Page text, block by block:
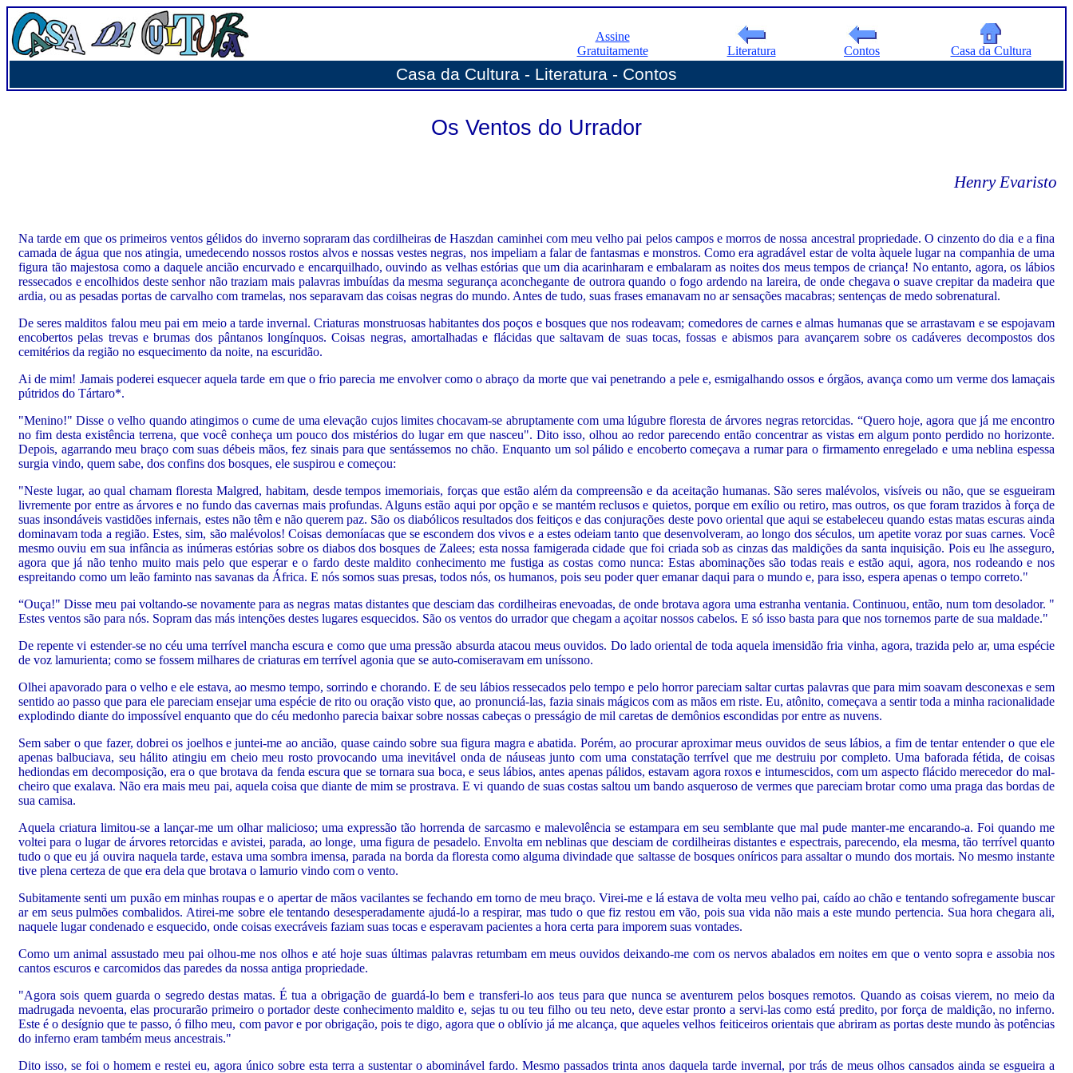
Assine
Gratuitamente
Literatura Contos Casa da Cultura
Casa da Cultura - Literatura - Contos
Os Ventos do Urrador
Henry Evaristo
Na tarde em que os primeiros ventos gélidos do inverno sopraram das cordilheiras de Haszdan caminhei com meu velho pai pelos campos e morros de nossa ancestral propriedade. O cinzento do dia e a fina
camada de água que nos atingia, umedecendo nossos rostos alvos e nossas vestes negras, nos impeliam a falar de fantasmas e monstros. Como era agradável estar de volta àquele lugar na companhia de uma
figura tão majestosa como a daquele ancião encurvado e encarquilhado, ouvindo as velhas estórias que um dia acarinharam e embalaram as noites dos meus tempos de criança! No entanto, agora, os lábios
ressecados e encolhidos deste senhor não traziam mais palavras imbuídas da mesma segurança aconchegante de outrora quando o fogo ardendo na lareira, de onde chegava o suave crepitar da madeira que
ardia, ou as pesadas portas de carvalho com tramelas, nos separavam das coisas negras do mundo. Antes de tudo, suas frases emanavam no ar sensações macabras; sentenças de medo sobrenatural.
De seres malditos falou meu pai em meio a tarde invernal. Criaturas monstruosas habitantes dos poços e bosques que nos rodeavam; comedores de carnes e almas humanas que se arrastavam e se espojavam
encobertos pelas trevas e brumas dos pântanos longínquos. Coisas negras, amortalhadas e flácidas que saltavam de suas tocas, fossas e abismos para avançarem sobre os cadáveres decompostos dos
cemitérios da região no esquecimento da noite, na escuridão.
Ai de mim! Jamais poderei esquecer aquela tarde em que o frio parecia me envolver como o abraço da morte que vai penetrando a pele e, esmigalhando ossos e órgãos, avança como um verme dos lamaçais
pútridos do Tártaro*.
"Menino!" Disse o velho quando atingimos o cume de uma elevação cujos limites chocavam-se abruptamente com uma lúgubre floresta de árvores negras retorcidas. “Quero hoje, agora que já me encontro
no fim desta existência terrena, que você conheça um pouco dos mistérios do lugar em que nasceu". Dito isso, olhou ao redor parecendo então concentrar as vistas em algum ponto perdido no horizonte.
Depois, agarrando meu braço com suas débeis mãos, fez sinais para que sentássemos no chão. Enquanto um sol pálido e encoberto começava a rumar para o firmamento enregelado e uma neblina espessa
surgia vindo, quem sabe, dos confins dos bosques, ele suspirou e começou:
"Neste lugar, ao qual chamam floresta Malgred, habitam, desde tempos imemoriais, forças que estão além da compreensão e da aceitação humanas. São seres malévolos, visíveis ou não, que se esgueiram
livremente por entre as árvores e no fundo das cavernas mais profundas. Alguns estão aqui por opção e se mantém reclusos e quietos, porque em exílio ou retiro, mas outros, os que foram trazidos à força de
suas insondáveis vastidões infernais, estes não têm e não querem paz. São os diabólicos resultados dos feitiços e das conjurações deste povo oriental que aqui se estabeleceu quando estas matas escuras ainda
dominavam toda a região. Estes, sim, são malévolos! Coisas demoníacas que se escondem dos vivos e a estes odeiam tanto que desenvolveram, ao longo dos séculos, um apetite voraz por suas carnes. Você
mesmo ouviu em sua infância as inúmeras estórias sobre os diabos dos bosques de Zalees; esta nossa famigerada cidade que foi criada sob as cinzas das maldições da santa inquisição. Pois eu lhe asseguro,
agora que já não tenho muito mais pelo que esperar e o fardo deste maldito conhecimento me fustiga as costas como nunca: Estas abominações são todas reais e estão aqui, agora, nos rodeando e nos
espreitando como um leão faminto nas savanas da África. E nós somos suas presas, todos nós, os humanos, pois seu poder quer emanar daqui para o mundo e, para isso, espera apenas o tempo correto."
“Ouça!" Disse meu pai voltando-se novamente para as negras matas distantes que desciam das cordilheiras enevoadas, de onde brotava agora uma estranha ventania. Continuou, então, num tom desolador. "
Estes ventos são para nós. Sopram das más intenções destes lugares esquecidos. São os ventos do urrador que chegam a açoitar nossos cabelos. E só isso basta para que nos tornemos parte de sua maldade."
De repente vi estender-se no céu uma terrível mancha escura e como que uma pressão absurda atacou meus ouvidos. Do lado oriental de toda aquela imensidão fria vinha, agora, trazida pelo ar, uma espécie
de voz lamurienta; como se fossem milhares de criaturas em terrível agonia que se auto-comiseravam em uníssono.
Olhei apavorado para o velho e ele estava, ao mesmo tempo, sorrindo e chorando. E de seu lábios ressecados pelo tempo e pelo horror pareciam saltar curtas palavras que para mim soavam desconexas e sem
sentido ao passo que para ele pareciam ensejar uma espécie de rito ou oração visto que, ao pronunciá-las, fazia sinais mágicos com as mãos em riste. Eu, atônito, começava a sentir toda a minha racionalidade
explodindo diante do impossível enquanto que do céu medonho parecia baixar sobre nossas cabeças o presságio de mil caretas de demônios escondidas por entre as nuvens.
Sem saber o que fazer, dobrei os joelhos e juntei-me ao ancião, quase caindo sobre sua figura magra e abatida. Porém, ao procurar aproximar meus ouvidos de seus lábios, a fim de tentar entender o que ele
apenas balbuciava, seu hálito atingiu em cheio meu rosto provocando uma inevitável onda de náuseas junto com uma constatação terrível que me destruiu por completo. Uma baforada fétida, de coisas
hediondas em decomposição, era o que brotava da fenda escura que se tornara sua boca, e seus lábios, antes apenas pálidos, estavam agora roxos e intumescidos, com um aspecto flácido merecedor do mal-
cheiro que exalava. Não era mais meu pai, aquela coisa que diante de mim se prostrava. E vi quando de suas costas saltou um bando asqueroso de vermes que pareciam brotar como uma praga das bordas de
sua camisa.
Aquela criatura limitou-se a lançar-me um olhar malicioso; uma expressão tão horrenda de sarcasmo e malevolência se estampara em seu semblante que mal pude manter-me encarando-a. Foi quando me
voltei para o lugar de árvores retorcidas e avistei, parada, ao longe, uma figura de pesadelo. Envolta em neblinas que desciam de cordilheiras distantes e espectrais, parecendo, ela mesma, tão terrível quanto
tudo o que eu já ouvira naquela tarde, estava uma sombra imensa, parada na borda da floresta como alguma divindade que saltasse de bosques oníricos para assaltar o mundo dos mortais. No mesmo instante
tive plena certeza de que era dela que brotava o lamurio vindo com o vento.
Subitamente senti um puxão em minhas roupas e o apertar de mãos vacilantes se fechando em torno de meu braço. Virei-me e lá estava de volta meu velho pai, caído ao chão e tentando sofregamente buscar
ar em seus pulmões combalidos. Atirei-me sobre ele tentando desesperadamente ajudá-lo a respirar, mas tudo o que fiz restou em vão, pois sua vida não mais a este mundo pertencia. Sua hora chegara ali,
naquele lugar condenado e esquecido, onde coisas execráveis faziam suas tocas e esperavam pacientes a hora certa para imporem suas vontades.
Como um animal assustado meu pai olhou-me nos olhos e até hoje suas últimas palavras retumbam em meus ouvidos deixando-me com os nervos abalados em noites em que o vento sopra e assobia nos
cantos escuros e carcomidos das paredes da nossa antiga propriedade.
"Agora sois quem guarda o segredo destas matas. É tua a obrigação de guardá-lo bem e transferi-lo aos teus para que nunca se aventurem pelos bosques remotos. Quando as coisas vierem, no meio da
madrugada nevoenta, elas procurarão primeiro o portador deste conhecimento maldito e, sejas tu ou teu filho ou teu neto, deve estar pronto a servi-las como está predito, por força de maldição, no inferno.
Este é o desígnio que te passo, ó filho meu, com pavor e por obrigação, pois te digo, agora que o oblívio já me alcança, que aqueles velhos feiticeiros orientais que abriram as portas deste mundo às potências
do inferno eram também meus ancestrais."
Dito isso, se foi o homem e restei eu, agora único sobre esta terra a sustentar o abominável fardo. Mesmo passados trinta anos daquela tarde invernal, por trás de meus olhos cansados ainda se esgueira a